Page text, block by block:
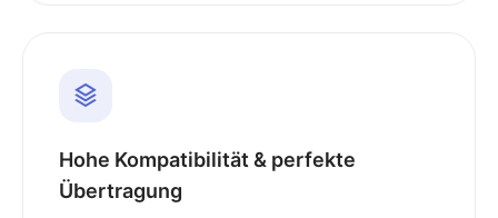
Hohe Kompatibilität & perfekte
Übertragung